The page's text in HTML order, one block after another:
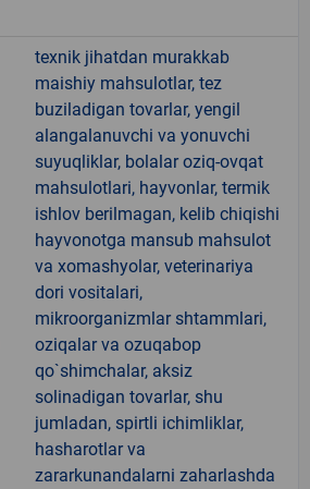
texnik jihatdan murakkab
maishiy mahsulotlar, tez
buziladigan tovarlar, yengil
alangalanuvchi va yonuvchi
suyuqliklar, bolalar oziq-ovqat
mahsulotlari, hayvonlar, termik
ishlov berilmagan, kelib chiqishi
hayvonotga mansub mahsulot
va xomashyolar, veterinariya
dori vositalari,
mikroorganizmlar shtammlari,
oziqalar va ozuqabop
qo`shimchalar, aksiz
solinadigan tovarlar, shu
jumladan, spirtli ichimliklar,
hasharotlar va
zararkunandalarni zaharlashda